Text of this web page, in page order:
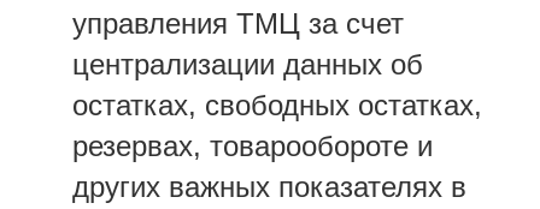
управления ТМЦ за счет
централизации данных об
остатках, свободных остатках,
резервах, товарообороте и
других важных показателях в